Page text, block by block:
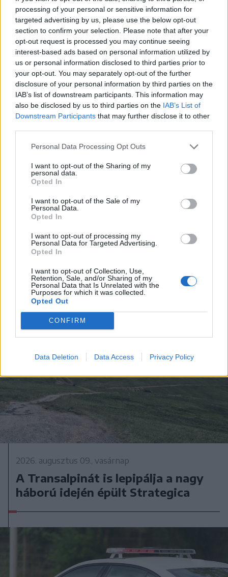
processing of your personal or sensitive information for
targeted advertising by us, please use the below opt-out
section to confirm your selection. Please note that after your
opt-out request is processed you may continue seeing
interest-based ads based on personal information utilized by
us or personal information disclosed to third parties prior to
your opt-out. You may separately opt-out of the further
disclosure of your personal information by third parties on the
IAB’s list of downstream participants. This information may
also be disclosed by us to third parties on the IAB’s List of
Downstream Participants that may further disclose it to other
Personal Data Processing Opt Outs
I want to opt-out of the Sharing of my
personal data.
Opted In
I want to opt-out of the Sale of my
Personal Data.
Opted In
I want to opt-out of processing my
Personal Data for Targeted Advertising.
Opted In
I want to opt-out of Collection, Use,
Retention, Sale, and/or Sharing of my
Personal Data that Is Unrelated with the
Purposes for which it was collected.
Opted Out
CONFIRM
Data Deletion Data Access Privacy Policy
Összefogtak a szakszervezetek a
bértörvénytervezet módosításáért
2026. augusztus 09., vasárnap
A Transalpinát is lepipálja a nagy
háború idején épült Strategica